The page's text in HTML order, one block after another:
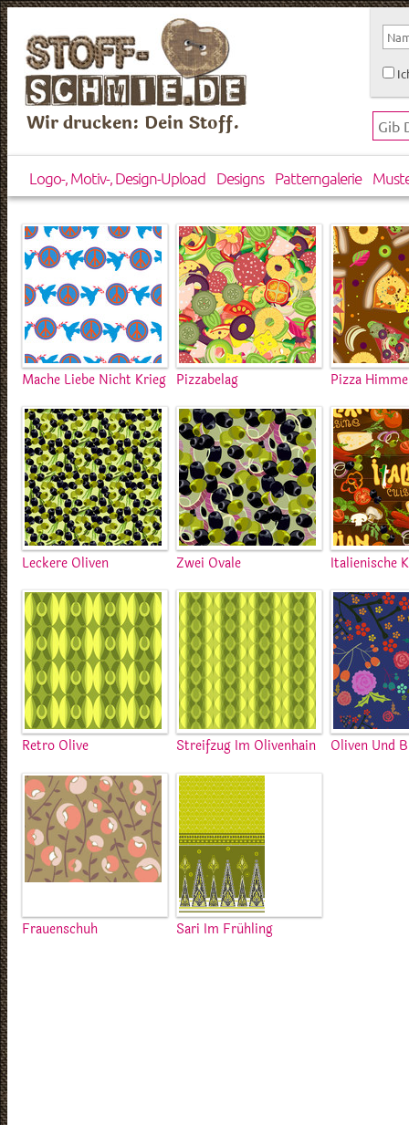
Wir drucken: Dein Stoff.
Logo-, Motiv-, Design-Upload Designs Patterngalerie
Mache Liebe Nicht Krieg Pizzabelag Pizza
Leckere Oliven Zwei Ovale Italienische
Retro Olive Streifzug Im Olivenhain Oliven Und
Frauenschuh Sari Im Frühling